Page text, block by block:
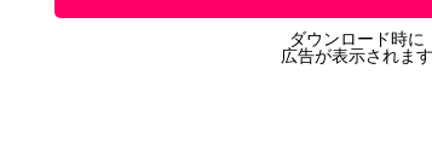
ダウンロード時に
広告が表示されます